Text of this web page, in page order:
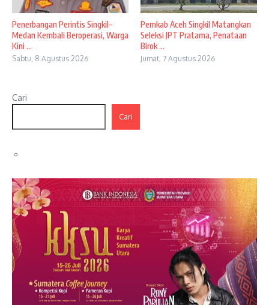
Penerbangan Perintis Singkil–
Medan Kembali Beroperasi, Warga
Kini ...
Sabtu, 8 Agustus 2026
Pemkab Aceh Singkil Matangkan
Seleksi JPT Pratama, Penataan
Birok ...
Jumat, 7 Agustus 2026
Cari
Cari